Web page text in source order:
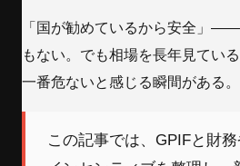
「国が勧めているから安全」
もない。でも相場を長年見てい
一番危ないと感じる瞬間がある。
この記事では、GPIFと財